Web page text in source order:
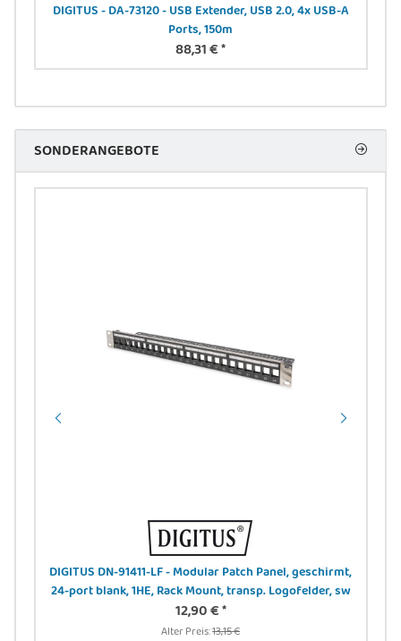
DIGITUS - DA-73120 - USB Extender, USB 2.0, 4x USB-A
Ports, 150m
88,31 €*
SONDERANGEBOTE
DIGITUS DN-91411-LF - Modular Patch Panel, geschirmt,
24-port blank, 1HE, Rack Mount, transp. Logofelder, sw
12,90 €*
Alter Preis:13,15 €